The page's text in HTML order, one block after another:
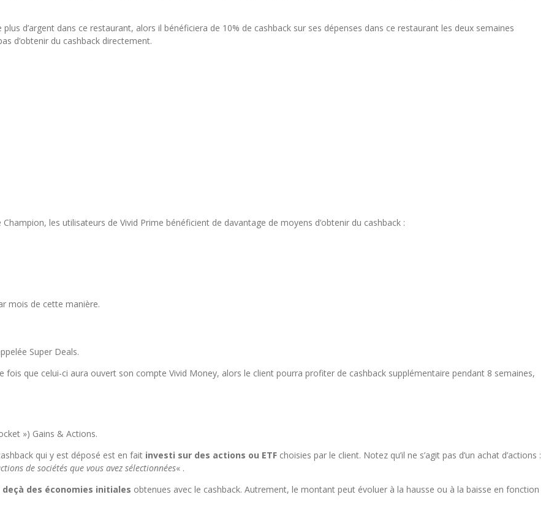
d’argent dans ce restaurant, alors il bénéficiera de 10% de cashback sur ses dépenses dans ce restaurant les deux semaines
d’obtenir du cashback directement.
les utilisateurs de Vivid Prime bénéficient de davantage de moyens d’obtenir du cashback :
mois de cette manière.
Super Deals.
fois que celui-ci aura ouvert son compte Vivid Money, alors le client pourra profiter de cashback supplémentaire pendant 8 semaines,
») Gains & Actions.
qui y est déposé est en fait investi sur des actions ou ETF choisies par le client. Notez qu’il ne s’agit pas d’un achat d’actions :
de sociétés que vous avez sélectionnées« .
des économies initiales obtenues avec le cashback. Autrement, le montant peut évoluer à la hausse ou à la baisse en fonction